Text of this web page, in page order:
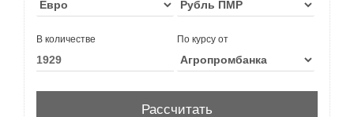
В количестве По курсу от